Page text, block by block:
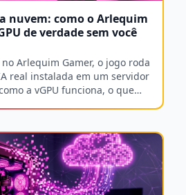
nuvem: como o Arlequim
de verdade sem você
Arlequim Gamer, o jogo roda
real instalada em um servidor
a vGPU funciona, o que